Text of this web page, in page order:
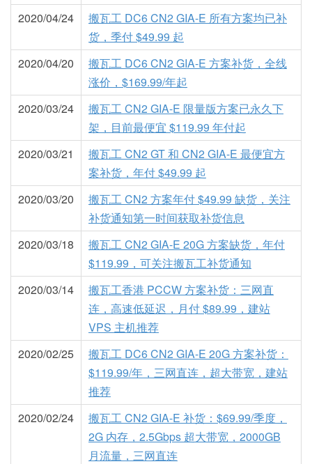
2020/04/24
搬瓦工 DC6 CN2 GIA-E 所有方案均已补
货，季付 $49.99 起
2020/04/20
搬瓦工 DC6 CN2 GIA-E 方案补货，全线
涨价，$169.99/年起
2020/03/24
搬瓦工 CN2 GIA-E 限量版方案已永久下
架，目前最便宜 $119.99 年付起
2020/03/21
搬瓦工 CN2 GT 和 CN2 GIA-E 最便宜方
案补货，年付 $49.99 起
2020/03/20
搬瓦工 CN2 方案年付 $49.99 缺货，关注
补货通知第一时间获取补货信息
2020/03/18
搬瓦工 CN2 GIA-E 20G 方案缺货，年付
$119.99，可关注搬瓦工补货通知
2020/03/14
搬瓦工香港 PCCW 方案补货：三网直
连，高速低延迟，月付 $89.99，建站
VPS 主机推荐
2020/02/25
搬瓦工 DC6 CN2 GIA-E 20G 方案补货：
$119.99/年，三网直连，超大带宽，建站
推荐
2020/02/24
搬瓦工 CN2 GIA-E 补货：$69.99/季度，
2G 内存，2.5Gbps 超大带宽，2000GB
月流量，三网直连